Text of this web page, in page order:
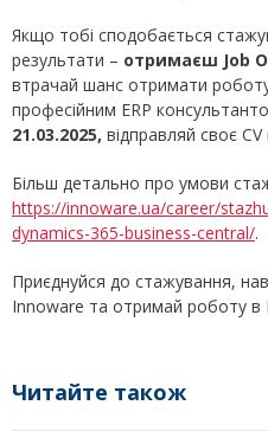
Якщо тобі сподобається
результати – отримаєш Job
втрачай шанс отримати
професійним ERP
21.03.2025, відправляй своє CV
Більш детально про умови
https://innoware.ua/career/
dynamics-365-business-central/.
Приєднуйся до стажування,
Innoware та отримай роботу в
Читайте також